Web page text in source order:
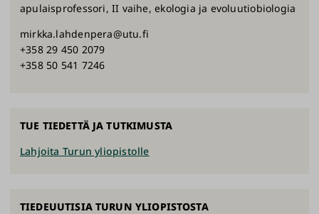
apulaisprofessori, II vaihe, ekologia ja evoluutiobiologia
mirkka.lahdenpera@utu.fi
+358 29 450 2079
+358 50 541 7246
TUE TIEDETTÄ JA TUTKIMUSTA
Lahjoita Turun yliopistolle
TIEDEUUTISIA TURUN YLIOPISTOSTA